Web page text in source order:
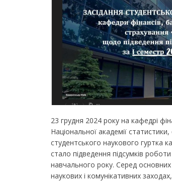
23 грудня 2024 року на кафедрі
Національної академії
студентського наукового гуртка
стало підведення підсумків
навчального року. Серед
наукових і комунікативних